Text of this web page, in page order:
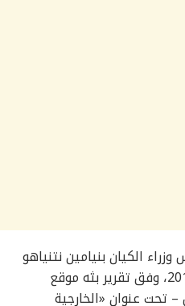
الكيان بنيامين نتنياهو
عدة مرات بين عامي 2009 و2015، وفق تقرير بثه موقع
عنوان «الخارجية